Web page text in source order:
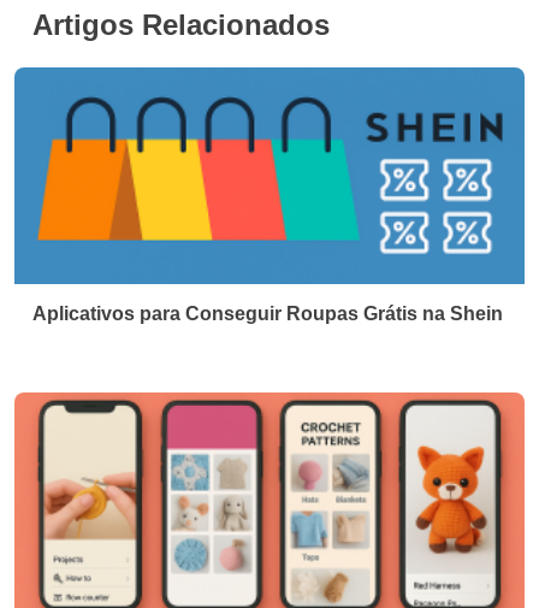
Artigos Relacionados
Aplicativos para Conseguir Roupas Grátis na Shein